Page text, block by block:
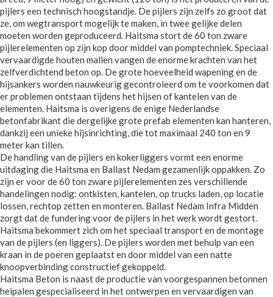
pijlers een technisch hoogstandje. De pijlers zijn zelfs zo groot dat
ze, om wegtransport mogelijk te maken, in twee gelijke delen
moeten worden geproduceerd. Haitsma stort de 60 ton zware
pijlerelementen op zijn kop door middel van pomptechniek. Speciaal
vervaardigde houten mallen vangen de enorme krachten van het
zelfverdichtend beton op. De grote hoeveelheid wapening en de
hijsankers worden nauwkeurig gecontroleerd om te voorkomen dat
er problemen ontstaan tijdens het hijsen of kantelen van de
elementen. Haitsma is overigens de enige Nederlandse
betonfabrikant die dergelijke grote prefab elementen kan hanteren,
dankzij een unieke hijsinrichting, die tot maximaal 240 ton en 9
meter kan tillen.
De handling van de pijlers en kokerliggers vormt een enorme
uitdaging die Haitsma en Ballast Nedam gezamenlijk oppakken. Zo
zijn er voor de 60 ton zware pijlerelementen zes verschillende
handelingen nodig: ontkisten, kantelen, op trucks laden, op locatie
lossen, rechtop zetten en monteren. Ballast Nedam Infra Midden
zorgt dat de fundering voor de pijlers in het werk wordt gestort.
Haitsma bekommert zich om het speciaal transport en de montage
van de pijlers (en liggers). De pijlers worden met behulp van een
kraan in de poeren geplaatst en door middel van een natte
knoopverbinding constructief gekoppeld.
Haitsma Beton is naast de productie van voorgespannen betonnen
heipalen gespecialiseerd in het ontwerpen en vervaardigen van